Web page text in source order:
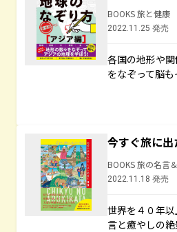
BOOKS 旅と健康
2022.11.25 発売
各国の地形や
をなぞって脳も
今すぐ旅に
BOOKS 旅の名言
2022.11.18 発売
世界を４０年
言と癒やしの